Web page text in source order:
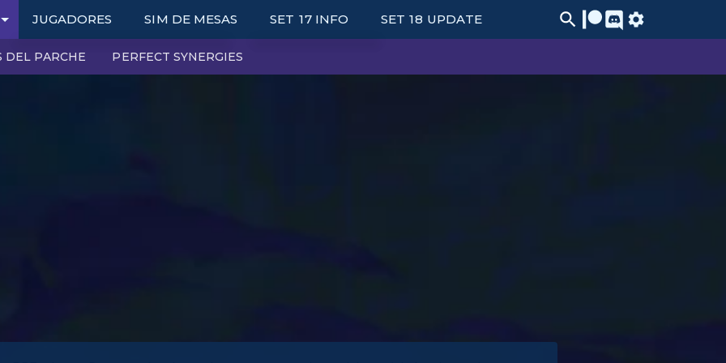
JUGADORES
RANKED LEADERBOARDS
SIM DE MESAS SET 17 INFO SET 18 UPDATE
DEL PARCHE PERFECT SYNERGIES